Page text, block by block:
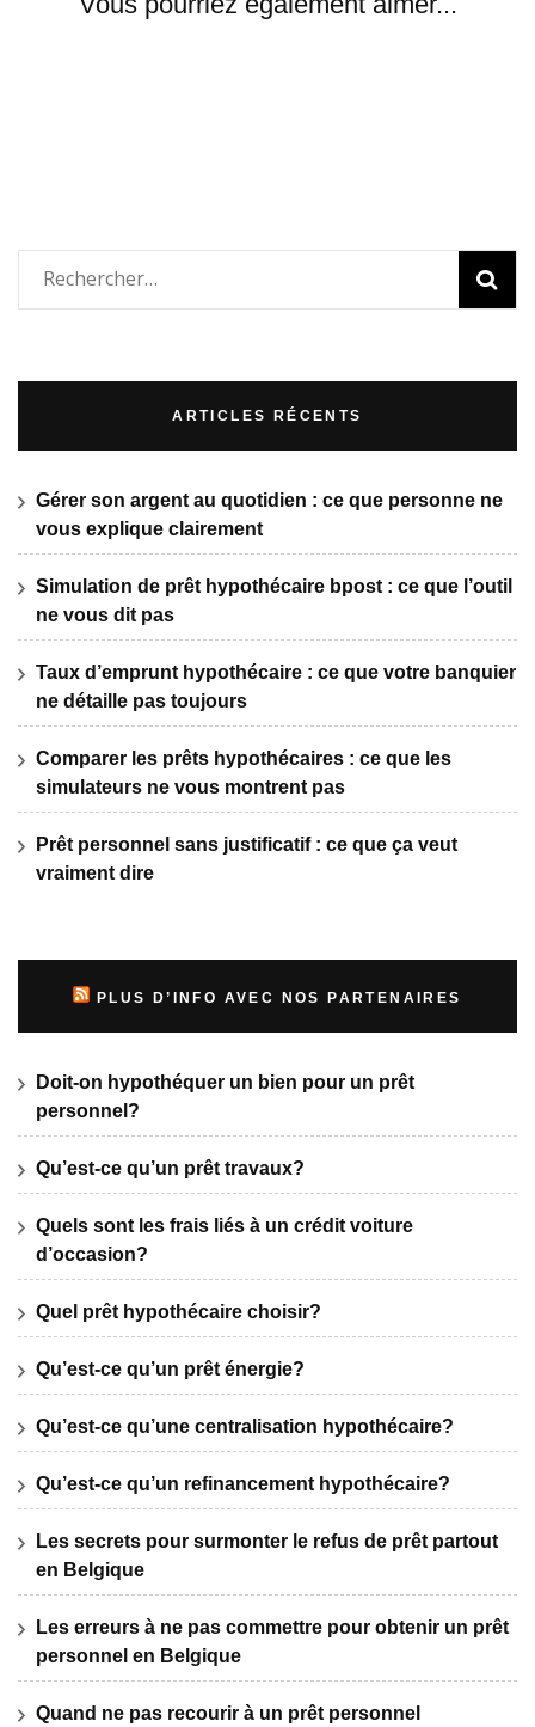
Rechercher :
ARTICLES RÉCENTS
Gérer son argent au quotidien : ce que personne ne
vous explique clairement
Simulation de prêt hypothécaire bpost : ce que l’outil
ne vous dit pas
Taux d’emprunt hypothécaire : ce que votre banquier
ne détaille pas toujours
Comparer les prêts hypothécaires : ce que les
simulateurs ne vous montrent pas
Prêt personnel sans justificatif : ce que ça veut
vraiment dire
PLUS D’INFO AVEC NOS PARTENAIRES
Doit-on hypothéquer un bien pour un prêt
personnel?
Qu’est-ce qu’un prêt travaux?
Quels sont les frais liés à un crédit voiture
d’occasion?
Quel prêt hypothécaire choisir?
Qu’est-ce qu’un prêt énergie?
Qu’est-ce qu’une centralisation hypothécaire?
Qu’est-ce qu’un refinancement hypothécaire?
Les secrets pour surmonter le refus de prêt partout
en Belgique
Les erreurs à ne pas commettre pour obtenir un prêt
personnel en Belgique
Quand ne pas recourir à un prêt personnel